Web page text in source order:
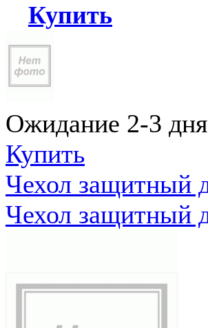
Купить
Ожидание 2-3 дня
Купить
Чехол защитный
Чехол защитный